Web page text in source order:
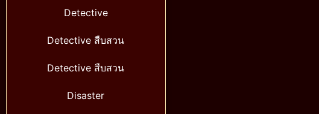
Detective
Detective สืบสวน
Detective สืบสวน
Disaster